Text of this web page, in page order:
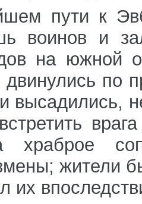
пути к
воинов и
на южной
двинулись по
высадились,
храброе
жители
их